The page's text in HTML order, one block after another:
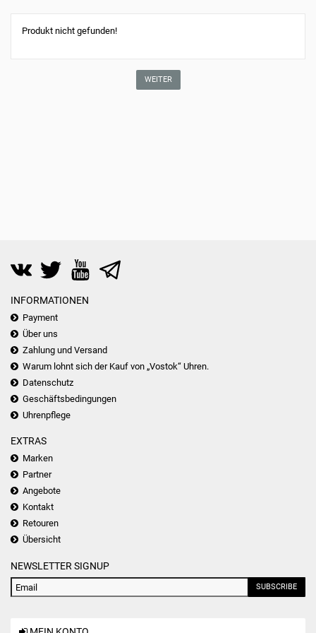
Produkt nicht gefunden!
WEITER
INFORMATIONEN
Payment
Über uns
Zahlung und Versand
Warum lohnt sich der Kauf von „Vostok“ Uhren.
Datenschutz
Geschäftsbedingungen
Uhrenpflege
EXTRAS
Marken
Partner
Angebote
Kontakt
Retouren
Übersicht
NEWSLETTER SIGNUP
SUBSCRIBE